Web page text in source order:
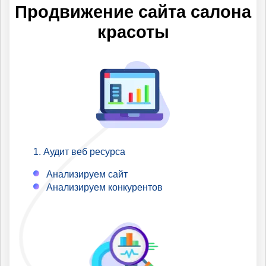
первые позиции в регионах
по которым Вы не
продвигаетесь.
Продвижение сайта салона
красоты
Аудит веб ресурса
Анализируем сайт
Анализируем конкурентов